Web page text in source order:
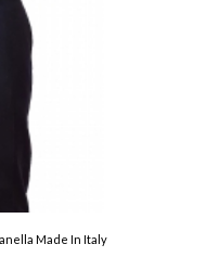
Made In Italy